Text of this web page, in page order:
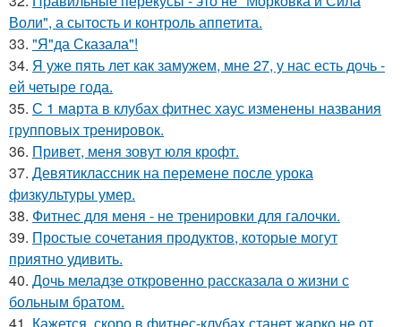
Воли", а сытость и контроль аппетита.
33. "Я"да Сказала"!
34. Я уже пять лет как замужем, мне 27, у нас есть дочь -
ей четыре года.
35. С 1 марта в клубах фитнес хаус изменены названия
групповых тренировок.
36. Привет, меня зовут юля крофт.
37. Девятиклассник на перемене после урока
физкультуры умер.
38. Фитнес для меня - не тренировки для галочки.
39. Простые сочетания продуктов, которые могут
приятно удивить.
40. Дочь меладзе откровенно рассказала о жизни с
больным братом.